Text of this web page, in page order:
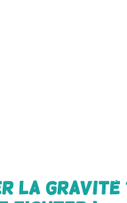
la gravité